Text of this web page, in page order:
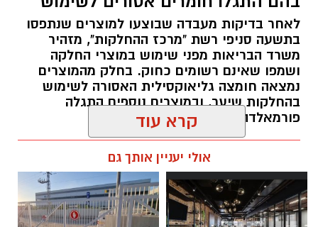
חיבור בין עולם התרבות, החינוך והקהילה.
בין דרישות התפקיד:
תואר אקדמי המוכר על ידי המועצה להשכלה
גבוהה.
ניסיון בפיתוח הדרכה ועמידה מול קהל.
ניסיון ויכולת בניהול והובלת צוות.
יכולת לפיתוח והפקת פרויקטים מיוחדים
ואירועי תוכן.
חשיבה עצמאית ורב־תחומית.
יחסי אנוש מצוינים, יוזמה ויצירתיות.
לאחר בדיקות מעבדה שבוצעו למוצרים שנתפסו
בתשעה סניפי רשת "מרכז ההחלקות", מזהיר
משרד הבריאות מפני שימוש במוצרי החלקה
ושמפו שאינם רשומים כחוק. בחלק מהמוצרים
נמצאה חומצה גליאוקסילית האסורה לשימוש
בהחלקות שיער, ובמוצרים נוספים התגלה
פורמאלדהיד - חומר המוגדר כמסרטן
קרא עוד
אולי יעניין אותך גם